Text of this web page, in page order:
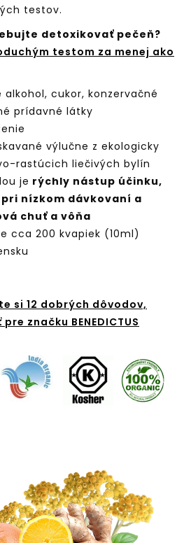
testov.
detoxikovať pečeň?
testom za menej ako
alkohol, cukor, konzervačné
prídavné látky
výlučne z ekologicky
rastúcich liečivých bylín
je rýchly nástup účinku,
nízkom dávkovaní a
chuť a vôňa
cca 200 kvapiek (10ml)
si 12 dobrých dôvodov,
značku BENEDICTUS